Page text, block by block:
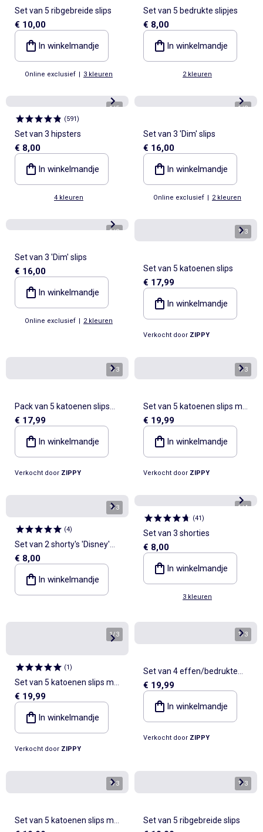
Set van 5 ribgebreide slips
€ 10,00
In winkelmandje
Online exclusief | 3 kleuren
Set van 5 bedrukte slipjes
€ 8,00
In winkelmandje
2 kleuren
1/5
(591)
Set van 3 hipsters
€ 8,00
In winkelmandje
4 kleuren
1/3
Set van 3 'Dim' slips
€ 16,00
In winkelmandje
Online exclusief | 2 kleuren
1/3
Set van 3 'Dim' slips
€ 16,00
In winkelmandje
Online exclusief | 2 kleuren
1/3
Set van 5 katoenen slips
€ 17,99
In winkelmandje
Verkocht door ZIPPY
1/3
Pack van 5 katoenen slips
met bloemen/stippen
€ 17,99
In winkelmandje
Verkocht door ZIPPY
1/3
Set van 5 katoenen slips met
Kuromi-prints
€ 19,99
In winkelmandje
Verkocht door ZIPPY
1/3
(4)
Set van 2 shorty's 'Disney'
'Stitch'
€ 8,00
In winkelmandje
1/4
(41)
Set van 3 shorties
€ 8,00
In winkelmandje
3 kleuren
1/3
(1)
Set van 5 katoenen slips met
de kleine zeemeermin
€ 19,99
In winkelmandje
Verkocht door ZIPPY
1/3
Set van 4 effen/bedrukte
boxershorts
€ 19,99
In winkelmandje
Verkocht door ZIPPY
1/3
Set van 5 katoenen slips met
1/3
Set van 5 ribgebreide slips